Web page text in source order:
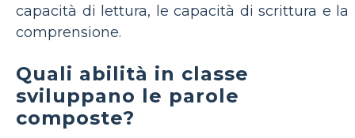
capacità di lettura, le capacità di scrittura e la
comprensione.
Quali abilità in classe
sviluppano le parole
composte?